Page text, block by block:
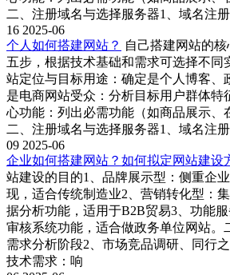
二、注册域名与选择服务器1、‌域名注册
16 2025-06
个人如何搭建网站？ 自己搭建网站的
五步，根据技术基础和需求可选择不同
站定位与目标‌用途‌：确定是个人博客、
是电商网站‌受众‌：分析目标用户群体特
心功能‌：列出必需功能（如商品展示、
二、注册域名与选择服务器1、‌域名注册
09 2025-06
企业如何搭建网站？如何拟定网站建设
站建设的目的1、品牌展示型：侧重企
现，适合传统制造业2、营销转化型：
据分析功能，适用于B2B贸易3、功能
审核系统功能，适合做政务单位网站。
需求分析阶段2、市场竞品调研、同行
技术需求：响